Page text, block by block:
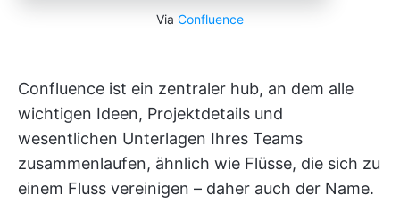
Via Confluence
Confluence ist ein zentraler hub, an dem alle
wichtigen Ideen, Projektdetails und
wesentlichen Unterlagen Ihres Teams
zusammenlaufen, ähnlich wie Flüsse, die sich zu
einem Fluss vereinigen – daher auch der Name.